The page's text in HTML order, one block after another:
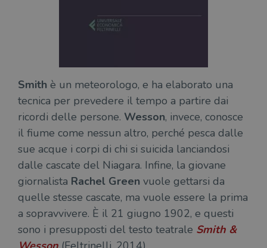
Smith è un meteorologo, e ha elaborato una
tecnica per prevedere il tempo a partire dai
ricordi delle persone. Wesson, invece, conosce
il fiume come nessun altro, perché pesca dalle
sue acque i corpi di chi si suicida lanciandosi
dalle cascate del Niagara. Infine, la giovane
giornalista Rachel Green vuole gettarsi da
quelle stesse cascate, ma vuole essere la prima
a sopravvivere. È il 21 giugno 1902, e questi
sono i presupposti del testo teatrale Smith &